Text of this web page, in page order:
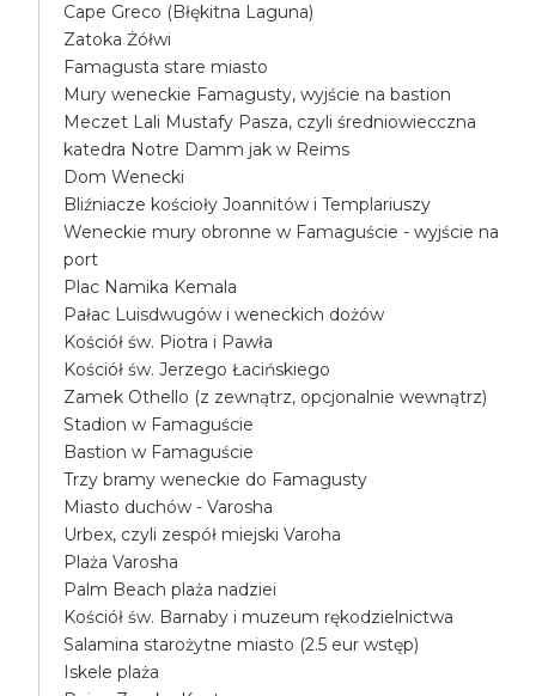
Cape Greco (Błękitna Laguna)
Zatoka Żółwi
Famagusta stare miasto
Mury weneckie Famagusty, wyjście na bastion
Meczet Lali Mustafy Pasza, czyli średniowiecczna
katedra Notre Damm jak w Reims
Dom Wenecki
Bliźniacze kościoły Joannitów i Templariuszy
Weneckie mury obronne w Famaguście - wyjście na
port
Plac Namika Kemala
Pałac Luisdwugów i weneckich dożów
Kościół św. Piotra i Pawła
Kościół św. Jerzego Łacińskiego
Zamek Othello (z zewnątrz, opcjonalnie wewnątrz)
Stadion w Famaguście
Bastion w Famaguście
Trzy bramy weneckie do Famagusty
Miasto duchów - Varosha
Urbex, czyli zespół miejski Varoha
Plaża Varosha
Palm Beach plaża nadziei
Kościół św. Barnaby i muzeum rękodzielnictwa
Salamina starożytne miasto (2.5 eur wstęp)
Iskele plaża